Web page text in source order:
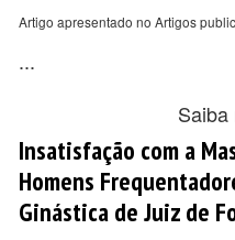
Artigo apresentado no Artigos
...
Insatisfação com a
Homens
Ginástica de Juiz de